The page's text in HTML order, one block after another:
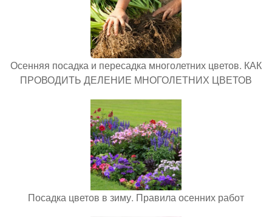
Осенняя посадка и пересадка многолетних цветов. КАК
ПРОВОДИТЬ ДЕЛЕНИЕ МНОГОЛЕТНИХ ЦВЕТОВ
Посадка цветов в зиму. Правила осенних работ